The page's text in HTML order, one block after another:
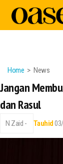
Home News
Jangan
dan Rasul
N Zaid - Tauhid